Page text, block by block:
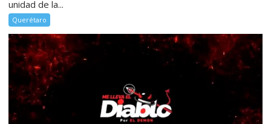
unidad de la...
Querétaro